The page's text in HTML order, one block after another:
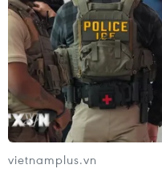
vietnamplus.vn